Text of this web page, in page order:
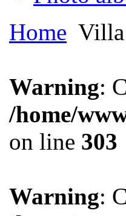
Home
Warning:
/home/
on line 303
Warning: